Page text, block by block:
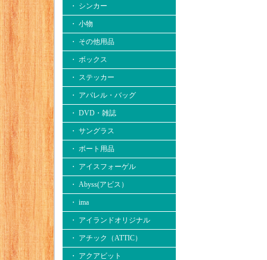
・ シンカー
・ 小物
・ その他用品
・ ボックス
・ ステッカー
・ アパレル・バッグ
・ DVD・雑誌
・ サングラス
・ ボート用品
・ アイスフォーゲル
・ Abyss(アビス）
・ ima
・ アイランドオリジナル
・ アチック（ATTIC）
・ アクアビット